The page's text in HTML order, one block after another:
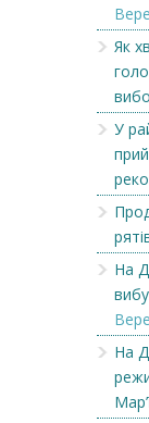
Як
У
На
На